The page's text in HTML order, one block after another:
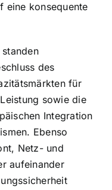
eine konsequente
des
für
sowie die
Integration
Ebenso
Netz- und
aufeinander